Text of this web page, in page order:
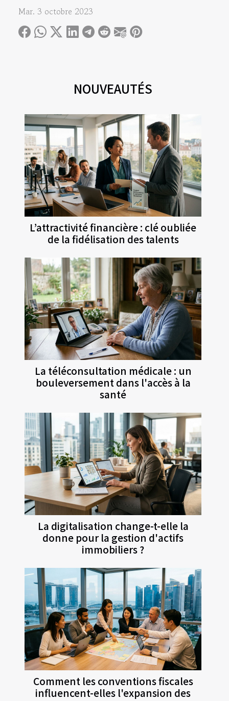
NOUVEAUTÉS
L’attractivité financière : clé oubliée
de la fidélisation des talents
La téléconsultation médicale : un
bouleversement dans l'accès à la
santé
La digitalisation change-t-elle la
donne pour la gestion d'actifs
immobiliers ?
Comment les conventions fiscales
influencent-elles l'expansion des
Mar. 3 octobre 2023